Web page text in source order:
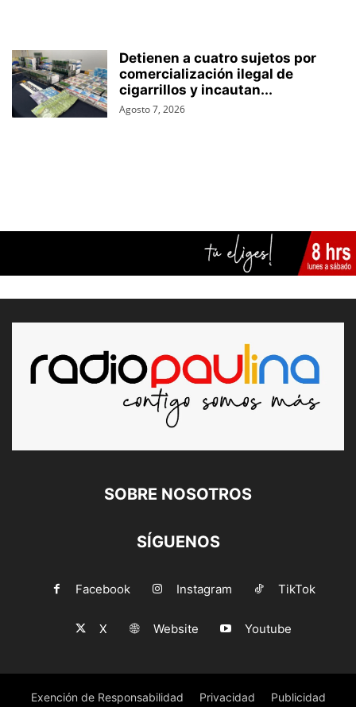
Detienen a cuatro sujetos por
comercialización ilegal de
cigarrillos y incautan...
Agosto 7, 2026
SOBRE NOSOTROS
SÍGUENOS
Facebook Instagram TikTok
X Website Youtube
Exención de Responsabilidad Privacidad Publicidad